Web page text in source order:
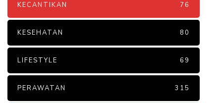
KECANTIKAN 76
KESEHATAN 80
LIFESTYLE 69
PERAWATAN 315